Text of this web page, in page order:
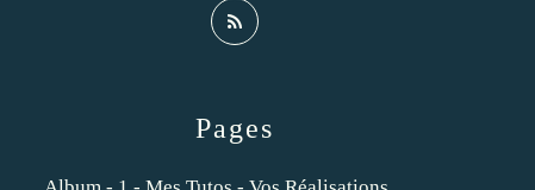
Pages